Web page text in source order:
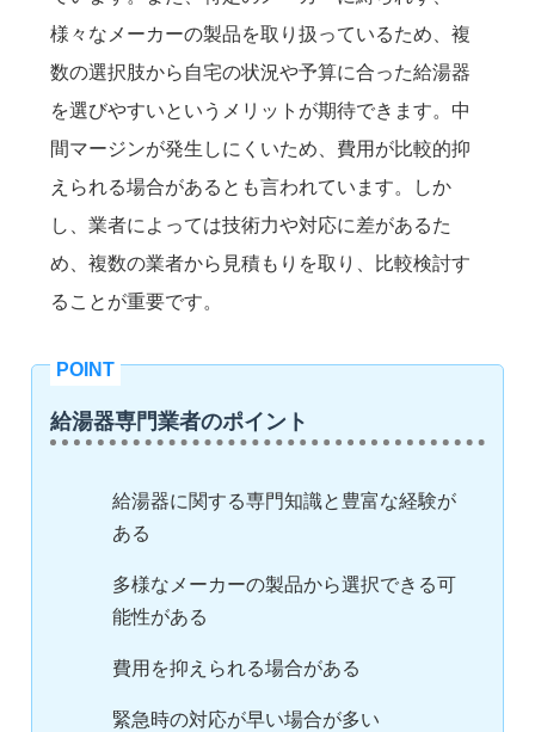
様々なメーカーの製品を取り扱っているため、複
数の選択肢から自宅の状況や予算に合った給湯器
を選びやすいというメリットが期待できます。中
間マージンが発生しにくいため、費用が比較的抑
えられる場合があるとも言われています。しか
し、業者によっては技術力や対応に差があるた
め、複数の業者から見積もりを取り、比較検討す
ることが重要です。
給湯器専門業者のポイント
給湯器に関する専門知識と豊富な経験が
ある
多様なメーカーの製品から選択できる可
能性がある
費用を抑えられる場合がある
緊急時の対応が早い場合が多い